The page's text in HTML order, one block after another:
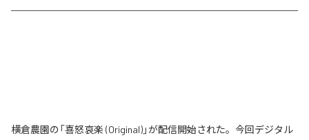
横倉農園の「喜怒哀楽 (Original)」が配信開始された。今回デジタル